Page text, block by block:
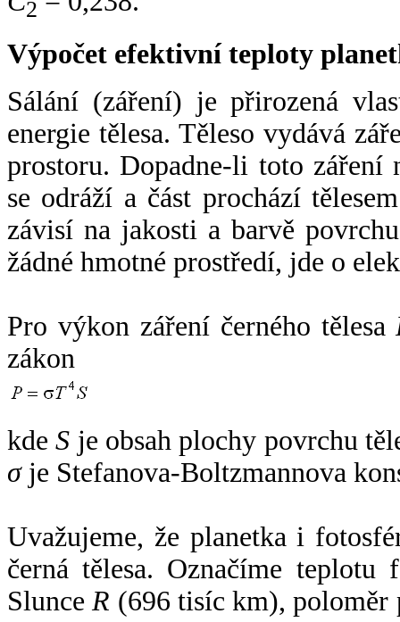
2
Výpočet efektivní teploty
Sálání (záření) je přirozená
energie tělesa. Těleso vydává
prostoru. Dopadne-li toto záření
se odráží a část prochází
závisí na jakosti a barvě
žádné hmotné prostředí, jde o
Pro výkon záření černého tělesa
zákon
kdeS je obsah plochy povrchu
σje Stefanova-Boltzmannova
Uvažujeme, že planetka i
černá tělesa. Označíme
SlunceR (696 tisíc km),